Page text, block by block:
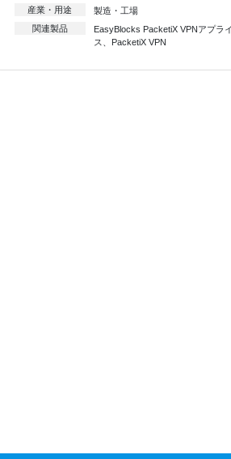
産業・用途
製造・工場
関連製品
EasyBlocks PacketiX VPNアプラ
ス
PacketiX VPN